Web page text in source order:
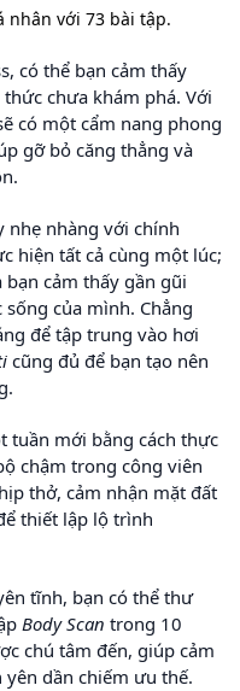
nhân với 73 bài tập.
có thể bạn cảm thấy
chưa khám phá. Với
có một cẩm nang phong
gỡ bỏ căng thẳng và
nhẹ nhàng với chính
hiện tất cả cùng một lúc;
cảm thấy gần gũi
của mình. Chẳng
để tập trung vào hơi
cũng đủ để bạn tạo nên
tuần mới bằng cách thực
chậm trong công viên
thở, cảm nhận mặt đất
thiết lập lộ trình
tĩnh, bạn có thể thư
Body Scan trong 10
chú tâm đến, giúp cảm
dần chiếm ưu thế.